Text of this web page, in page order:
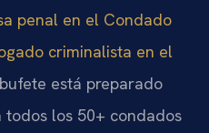
penal en el Condado
criminalista en el
está preparado
los 50+ condados